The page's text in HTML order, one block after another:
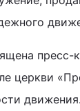
пресс-
церкви